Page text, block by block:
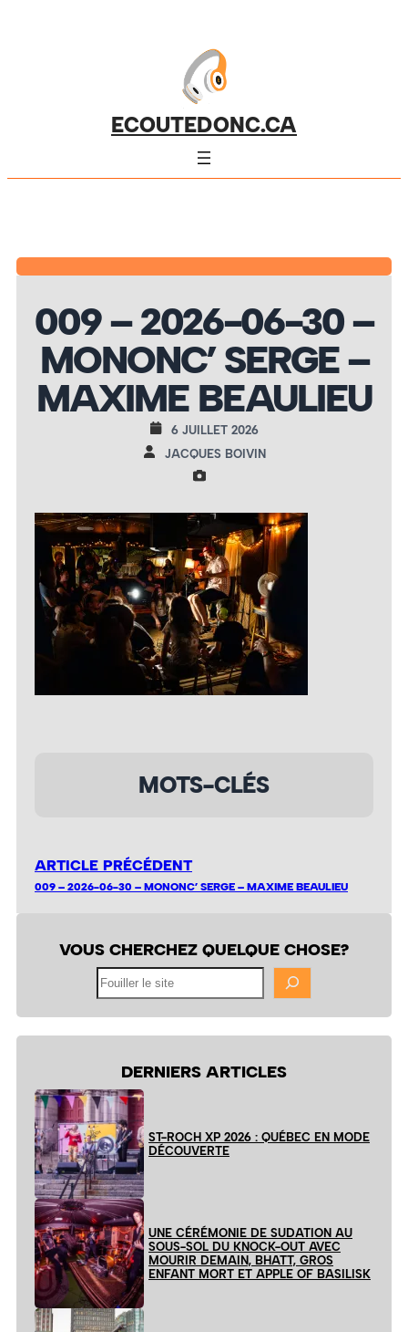
ECOUTEDONC.CA
009 – 2026-06-30 –
MONONC’ SERGE –
MAXIME BEAULIEU
6 JUILLET 2026
JACQUES BOIVIN
MOTS-CLÉS
ARTICLE PRÉCÉDENT
009 – 2026-06-30 – MONONC’ SERGE – MAXIME BEAULIEU
VOUS CHERCHEZ QUELQUE CHOSE?
DERNIERS ARTICLES
ST-ROCH XP 2026 : QUÉBEC EN MODE
DÉCOUVERTE
UNE CÉRÉMONIE DE SUDATION AU
SOUS-SOL DU KNOCK-OUT AVEC
MOURIR DEMAIN, BHATT, GROS
ENFANT MORT ET APPLE OF BASILISK